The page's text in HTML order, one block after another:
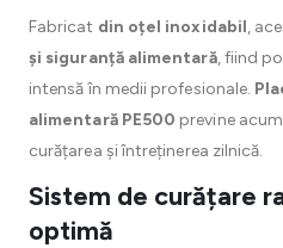
Fabricat din oțel inoxidabil,
și siguranță alimentară, fiind
intensă în medii profesionale.
alimentară PE500 previne
curățarea și întreținerea zilnică.
Sistem de curățare
optimă